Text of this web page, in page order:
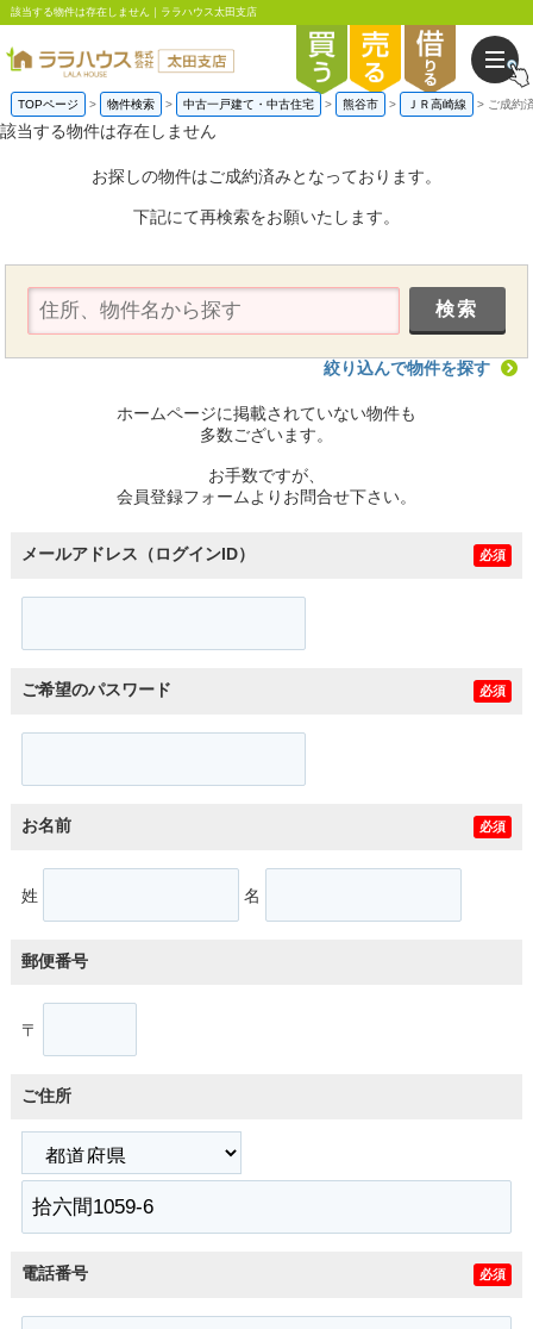
該当する物件は存在しません｜ララハウス太田支店
TOPページ 物件検索 中古一戸建て・中古住宅 熊谷市 ＪＲ高崎線 ご成約
該当する物件は存在しません
お探しの物件はご成約済みとなっております。
下記にて再検索をお願いたします。
絞り込んで物件を探す
ホームページに掲載されていない物件も
多数ございます。
お手数ですが、
会員登録フォームよりお問合せ下さい。
メールアドレス（ログインID） 必須
ご希望のパスワード 必須
お名前 必須
姓 名
郵便番号
〒
ご住所
電話番号 必須